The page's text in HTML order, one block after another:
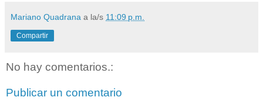
Mariano Quadrana a la/s 11:09 p.m.
Compartir
No hay comentarios.:
Publicar un comentario